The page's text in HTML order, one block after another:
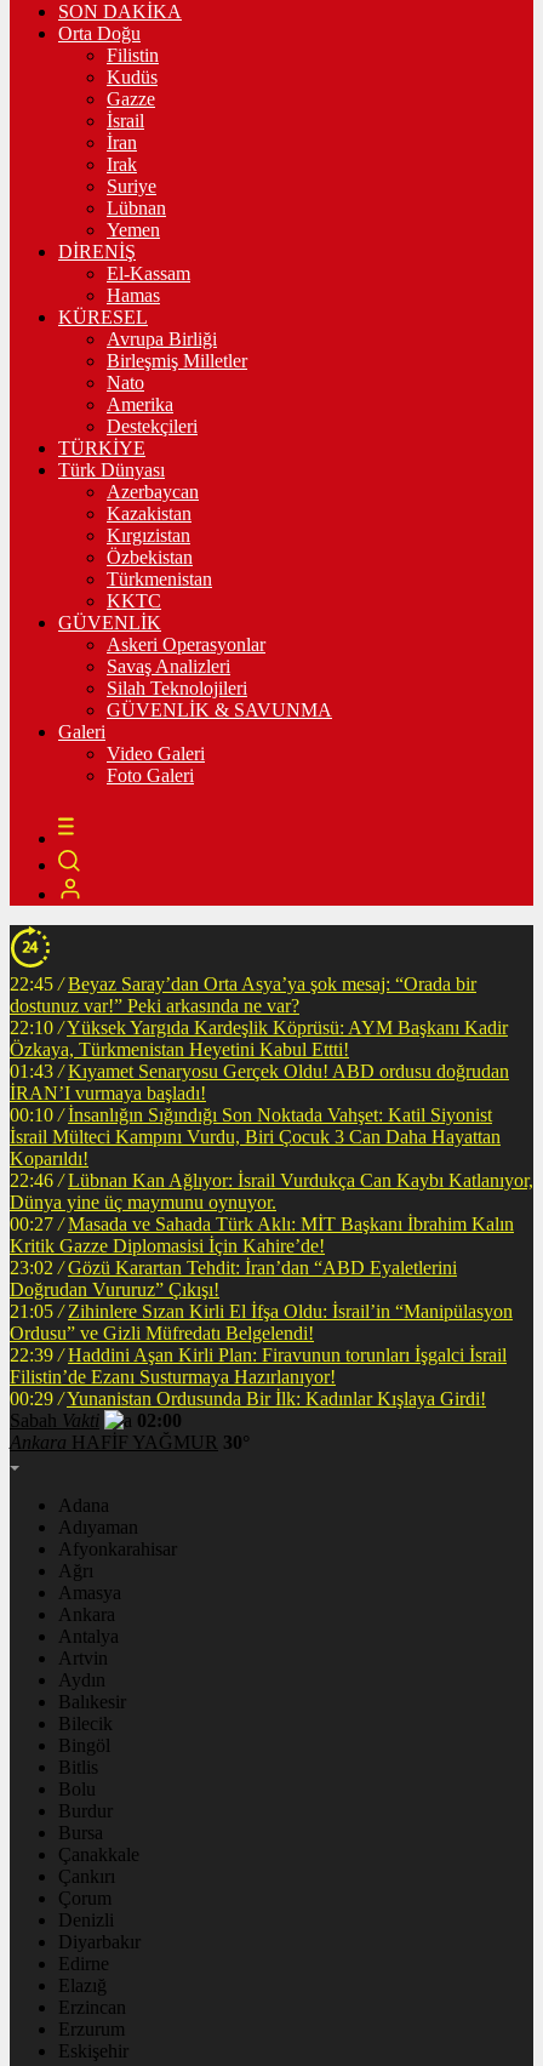
SON DAKİKA
Orta Doğu
Filistin
Kudüs
Gazze
İsrail
İran
Irak
Suriye
Lübnan
Yemen
DİRENİŞ
El-Kassam
Hamas
KÜRESEL
Avrupa Birliği
Birleşmiş Milletler
Nato
Amerika
Destekçileri
TÜRKİYE
Türk Dünyası
Azerbaycan
Kazakistan
Kırgızistan
Özbekistan
Türkmenistan
KKTC
GÜVENLİK
Askeri Operasyonlar
Savaş Analizleri
Silah Teknolojileri
GÜVENLİK & SAVUNMA
Galeri
Video Galeri
Foto Galeri
22:45 / Beyaz Saray’dan Orta Asya’ya şok mesaj: “Orada bir
dostunuz var!” Peki arkasında ne var?
22:10 /Yüksek Yargıda Kardeşlik Köprüsü: AYM Başkanı Kadir
Özkaya, Türkmenistan Heyetini Kabul Ettti!
01:43 / Kıyamet Senaryosu Gerçek Oldu! ABD ordusu doğrudan
İRAN’I vurmaya başladı!
00:10 / İnsanlığın Sığındığı Son Noktada Vahşet: Katil Siyonist
İsrail Mülteci Kampını Vurdu, Biri Çocuk 3 Can Daha Hayattan
Koparıldı!
22:46 / Lübnan Kan Ağlıyor: İsrail Vurdukça Can Kaybı Katlanıyor,
Dünya yine üç maymunu oynuyor.
00:27 / Masada ve Sahada Türk Aklı: MİT Başkanı İbrahim Kalın
Kritik Gazze Diplomasisi İçin Kahire’de!
23:02 / Gözü Karartan Tehdit: İran’dan “ABD Eyaletlerini
Doğrudan Vururuz” Çıkışı!
21:05 / Zihinlere Sızan Kirli El İfşa Oldu: İsrail’in “Manipülasyon
Ordusu” ve Gizli Müfredatı Belgelendi!
22:39 / Haddini Aşan Kirli Plan: Firavunun torunları İşgalci İsrail
Filistin’de Ezanı Susturmaya Hazırlanıyor!
00:29 /Yunanistan Ordusunda Bir İlk: Kadınlar Kışlaya Girdi!
Sabah Vakti
02:00
Ankara HAFİF YAĞMUR 30°
Adana
Adıyaman
Afyonkarahisar
Ağrı
Amasya
Ankara
Antalya
Artvin
Aydın
Balıkesir
Bilecik
Bingöl
Bitlis
Bolu
Burdur
Bursa
Çanakkale
Çankırı
Çorum
Denizli
Diyarbakır
Edirne
Elazığ
Erzincan
Erzurum
Eskişehir